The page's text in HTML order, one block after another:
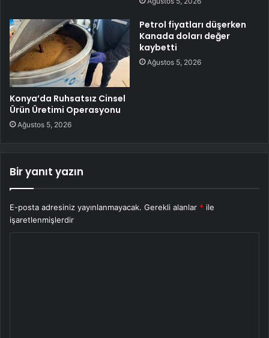
Konya’da Ruhsatsız Cinsel
Ürün Üretimi Operasyonu
Ağustos 5, 2026
Petrol fiyatları düşerken
Kanada doları değer
kaybetti
Ağustos 5, 2026
Bir yanıt yazın
E-posta adresiniz yayınlanmayacak. Gerekli alanlar * ile
işaretlenmişlerdir